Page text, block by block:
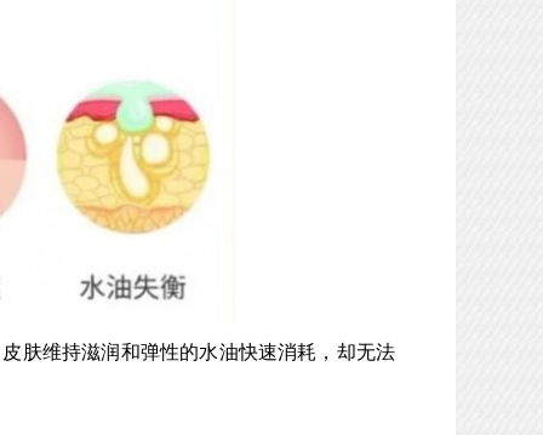
肤维持滋润和弹性的水油快速消耗，却无法